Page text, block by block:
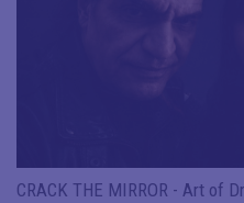
CRACK THE MIRROR - Art of